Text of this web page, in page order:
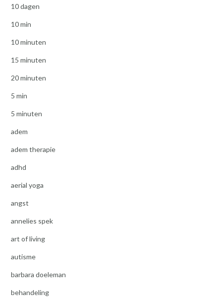
10 dagen
10 min
10 minuten
15 minuten
20 minuten
5 min
5 minuten
adem
adem therapie
adhd
aerial yoga
angst
annelies spek
art of living
autisme
barbara doeleman
behandeling